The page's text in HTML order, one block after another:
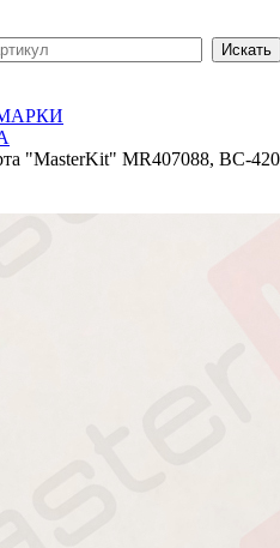
"MasterKit" MR407088, BC-